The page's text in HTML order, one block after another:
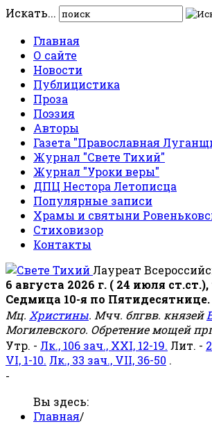
Искать...
Главная
О сайте
Новости
Публицистика
Проза
Поэзия
Авторы
Газета "Православная
Журнал "Свете Тихий"
Журнал "Уроки веры"
ДПЦ Нестора Летописца
Популярные записи
Храмы и святыни
Стиховизор
Контакты
Лауреат
6 августа 2026 г. ( 24 июля
Седмица 10-я по Пятидесятнице.
Мц. Христины. Мчч. блгвв. князей
Могилевского. Обретение мощей
Утр. - Лк., 106 зач., XXI, 12-19. Лит. -
VI, 1-10. Лк., 33 зач., VII, 36-50 .
-
Вы здесь:
Главная/